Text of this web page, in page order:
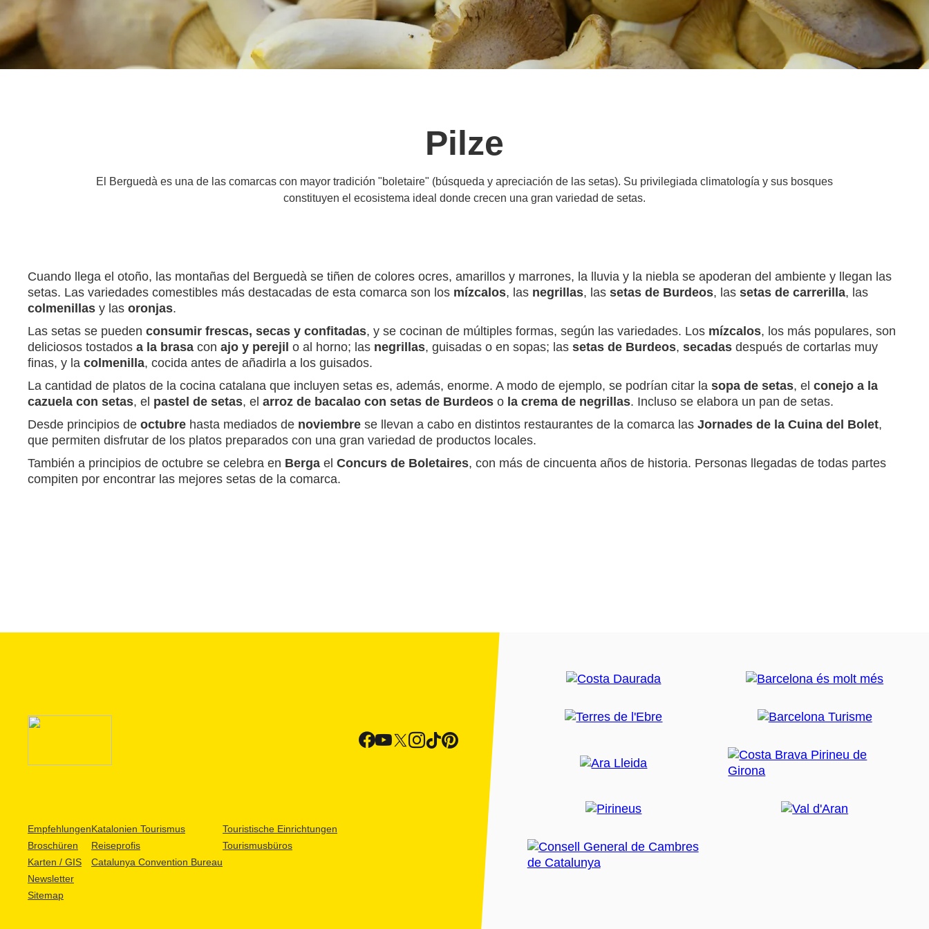
Pilze
El Berguedà es una de las comarcas con mayor tradición "boletaire" (búsqueda y apreciación de las setas). Su privilegiada climatología y sus bosques
constituyen el ecosistema ideal donde crecen una gran variedad de setas.
Cuando llega el otoño, las montañas del Berguedà se tiñen de colores ocres, amarillos y marrones, la lluvia y la niebla se apoderan del ambiente y llegan las
setas. Las variedades comestibles más destacadas de esta comarca son los mízcalos, las negrillas, las setas de Burdeos, las setas de carrerilla, las
colmenillas y las oronjas.
Las setas se pueden consumir frescas, secas y confitadas, y se cocinan de múltiples formas, según las variedades. Los mízcalos, los más populares, son
deliciosos tostados a la brasa con ajo y perejil o al horno; las negrillas, guisadas o en sopas; las setas de Burdeos, secadas después de cortarlas muy
finas, y la colmenilla, cocida antes de añadirla a los guisados.
La cantidad de platos de la cocina catalana que incluyen setas es, además, enorme. A modo de ejemplo, se podrían citar la sopa de setas, el conejo a la
cazuela con setas, el pastel de setas, el arroz de bacalao con setas de Burdeos o la crema de negrillas. Incluso se elabora un pan de setas.
Desde principios de octubre hasta mediados de noviembre se llevan a cabo en distintos restaurantes de la comarca las Jornades de la Cuina del Bolet,
que permiten disfrutar de los platos preparados con una gran variedad de productos locales.
También a principios de octubre se celebra en Berga el Concurs de Boletaires, con más de cincuenta años de historia. Personas llegadas de todas partes
compiten por encontrar las mejores setas de la comarca.
Empfehlungen
Broschüren
Karten / GIS
Newsletter
Sitemap
Katalonien Tourismus
Reiseprofis
Catalunya Convention Bureau
Touristische Einrichtungen
Tourismusbüros